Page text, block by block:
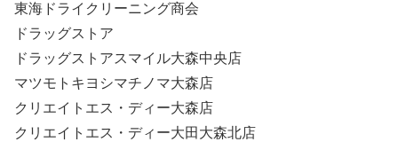
東海ドライクリーニング商会
ドラッグストア
ドラッグストアスマイル大森中央店
マツモトキヨシマチノマ大森店
クリエイトエス・ディー大森店
クリエイトエス・ディー大田大森北店